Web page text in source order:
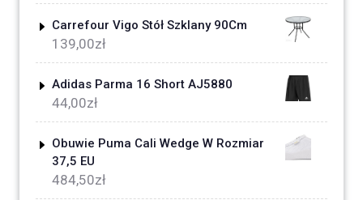
Carrefour Vigo Stół Szklany 90Cm
139,00zł
Adidas Parma 16 Short AJ5880
44,00zł
Obuwie Puma Cali Wedge W Rozmiar
37,5 EU
484,50zł